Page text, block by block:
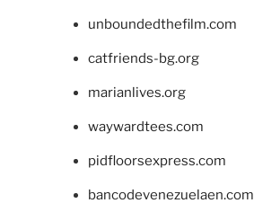
unboundedthefilm.com
catfriends-bg.org
marianlives.org
waywardtees.com
pidfloorsexpress.com
bancodevenezuelaen.com